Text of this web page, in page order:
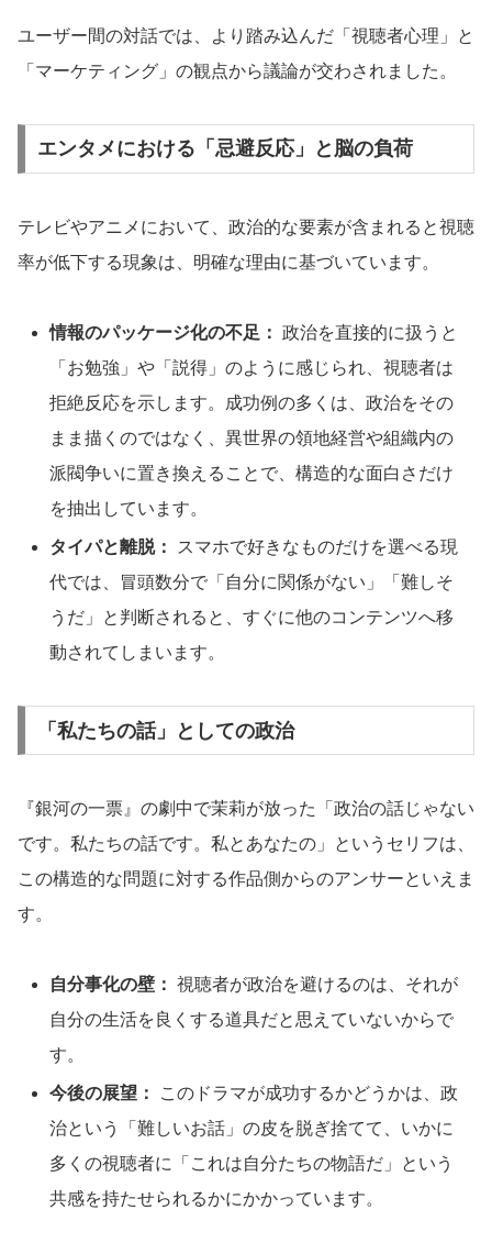
ユーザー間の対話では、より踏み込んだ「視聴者心理」と
「マーケティング」の観点から議論が交わされました。
エンタメにおける「忌避反応」と脳の負荷
テレビやアニメにおいて、政治的な要素が含まれると視聴
率が低下する現象は、明確な理由に基づいています。
情報のパッケージ化の不足： 政治を直接的に扱うと
「お勉強」や「説得」のように感じられ、視聴者は
拒絶反応を示します。成功例の多くは、政治をその
まま描くのではなく、異世界の領地経営や組織内の
派閥争いに置き換えることで、構造的な面白さだけ
を抽出しています。
タイパと離脱：
スマホで好きなものだけを選べる現
代では、冒頭数分で「自分に関係がない」「難しそ
うだ」と判断されると、すぐに他のコンテンツへ移
動されてしまいます。
「私たちの話」としての政治
『銀河の一票』の劇中で茉莉が放った「政治の話じゃない
です。私たちの話です。私とあなたの」というセリフは、
この構造的な問題に対する作品側からのアンサーといえま
す。
自分事化の壁： 視聴者が政治を避けるのは、それが
自分の生活を良くする道具だと思えていないからで
す。
今後の展望：
このドラマが成功するかどうかは、政
治という「難しいお話」の皮を脱ぎ捨てて、いかに
多くの視聴者に「これは自分たちの物語だ」という
共感を持たせられるかにかかっています。